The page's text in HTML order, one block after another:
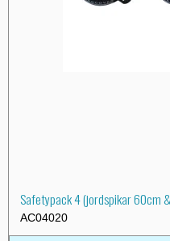
Safetypack 4 (jordspikar 60cm
AC04020